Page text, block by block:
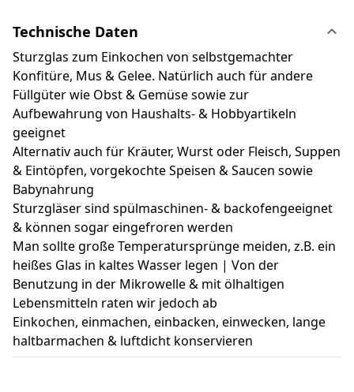
Technische Daten
Sturzglas zum Einkochen von selbstgemachter
Konfitüre, Mus & Gelee. Natürlich auch für andere
Füllgüter wie Obst & Gemüse sowie zur
Aufbewahrung von Haushalts- & Hobbyartikeln
geeignet
Alternativ auch für Kräuter, Wurst oder Fleisch, Suppen
& Eintöpfen, vorgekochte Speisen & Saucen sowie
Babynahrung
Sturzgläser sind spülmaschinen- & backofengeeignet
& können sogar eingefroren werden
Man sollte große Temperatursprünge meiden, z.B. ein
heißes Glas in kaltes Wasser legen | Von der
Benutzung in der Mikrowelle & mit ölhaltigen
Lebensmitteln raten wir jedoch ab
Einkochen, einmachen, einbacken, einwecken, lange
haltbarmachen & luftdicht konservieren